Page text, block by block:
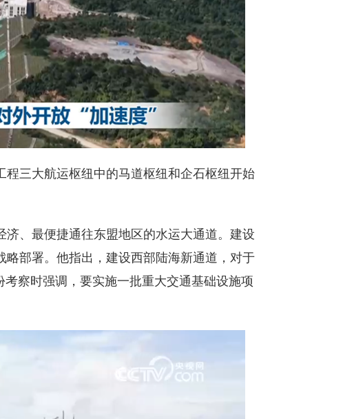
三大航运枢纽中的马道枢纽和企石枢纽开始
、最便捷通往东盟地区的水运大通道。建设
部署。他指出，建设西部陆海新通道，对于
察时强调，要实施一批重大交通基础设施项